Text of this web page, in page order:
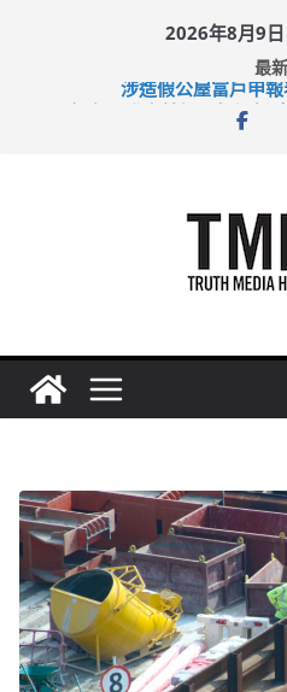
2026年8月9日
最
涉造假公屋富戶申